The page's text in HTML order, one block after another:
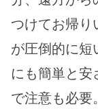
つけてお帰り
が圧倒的に短
にも簡単と
で注意も必要。